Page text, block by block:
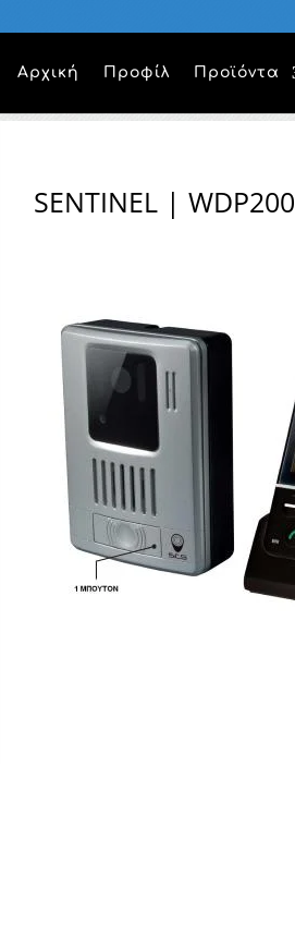
Αρχική Προφίλ Προϊόντα
SENTINEL | WDP200